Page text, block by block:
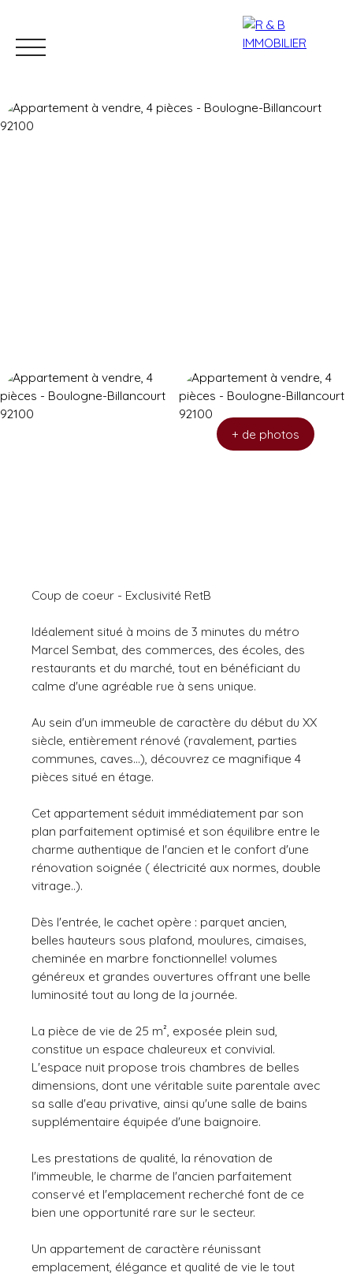
+ de photos
Coup de coeur - Exclusivité RetB
Idéalement situé à moins de 3 minutes du métro
Marcel Sembat, des commerces, des écoles, des
restaurants et du marché, tout en bénéficiant du
calme d'une agréable rue à sens unique.
Au sein d'un immeuble de caractère du début du XX
siècle, entièrement rénové (ravalement, parties
communes, caves...), découvrez ce magnifique 4
pièces situé en étage.
Cet appartement séduit immédiatement par son
plan parfaitement optimisé et son équilibre entre le
charme authentique de l'ancien et le confort d'une
rénovation soignée ( électricité aux normes, double
vitrage..).
Dès l'entrée, le cachet opère : parquet ancien,
belles hauteurs sous plafond, moulures, cimaises,
cheminée en marbre fonctionnelle! volumes
généreux et grandes ouvertures offrant une belle
luminosité tout au long de la journée.
La pièce de vie de 25 m², exposée plein sud,
constitue un espace chaleureux et convivial.
L'espace nuit propose trois chambres de belles
dimensions, dont une véritable suite parentale avec
sa salle d'eau privative, ainsi qu'une salle de bains
supplémentaire équipée d'une baignoire.
Les prestations de qualité, la rénovation de
l'immeuble, le charme de l'ancien parfaitement
conservé et l'emplacement recherché font de ce
bien une opportunité rare sur le secteur.
Un appartement de caractère réunissant
emplacement, élégance et qualité de vie le tout